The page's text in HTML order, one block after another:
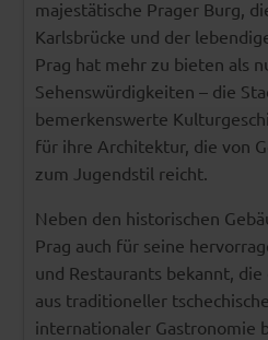
majestätische Prager Burg,
Karlsbrücke und der
Prag hat mehr zu bieten als
Sehenswürdigkeiten – die
bemerkenswerte
für ihre Architektur, die von
zum Jugendstil reicht.
Neben den historischen
Prag auch für seine
und Restaurants bekannt,
aus traditioneller
internationaler Gastronomie